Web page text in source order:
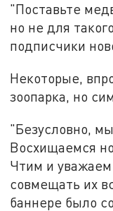
"Поставьте
но не для
подписчики
Некоторые,
зоопарка, но
"Безусловно,
Восхищаемся
Чтим и
совмещать их
баннере было